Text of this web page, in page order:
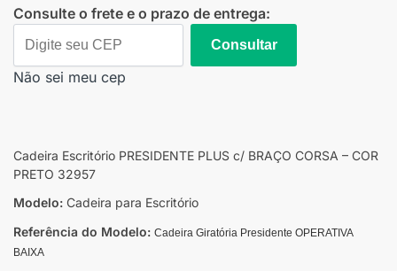
Consulte o frete e o prazo de entrega:
Consultar
Não sei meu cep
Cadeira Escritório PRESIDENTE PLUS c/ BRAÇO CORSA – COR
PRETO 32957
Modelo: Cadeira para Escritório
Referência do Modelo: Cadeira Giratória Presidente OPERATIVA
BAIXA